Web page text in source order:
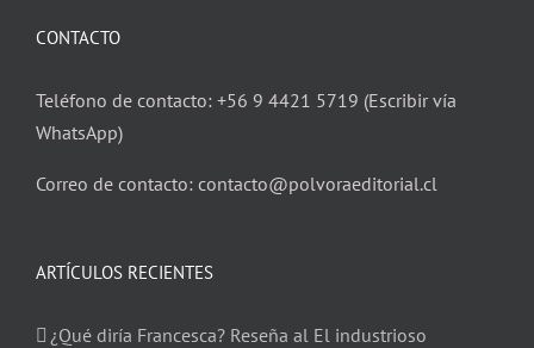
CONTACTO
Teléfono de contacto: +56 9 4421 5719 (Escribir vía
WhatsApp)
Correo de contacto: contacto@polvoraeditorial.cl
ARTÍCULOS RECIENTES
¿Qué diría Francesca? Reseña al El industrioso